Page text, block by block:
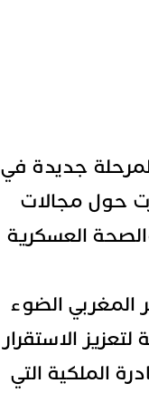
جديدة في
حول مجالات
العسكرية
الضوء
الاستقرار
الملكية التي